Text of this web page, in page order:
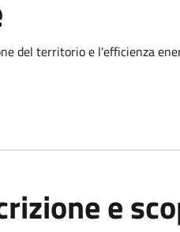
del territorio e l'efficienza
e